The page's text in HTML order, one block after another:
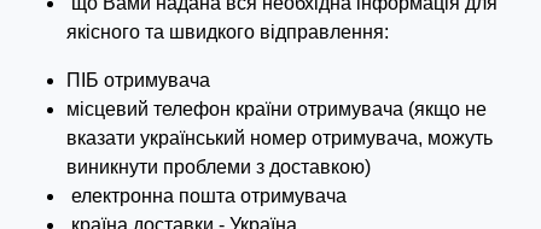
якісного та швидкого відправлення:
ПІБ отримувача
місцевий телефон країни отримувача (якщо не
вказати український номер отримувача, можуть
виникнути проблеми з доставкою)
електронна пошта отримувача
країна доставки - Україна